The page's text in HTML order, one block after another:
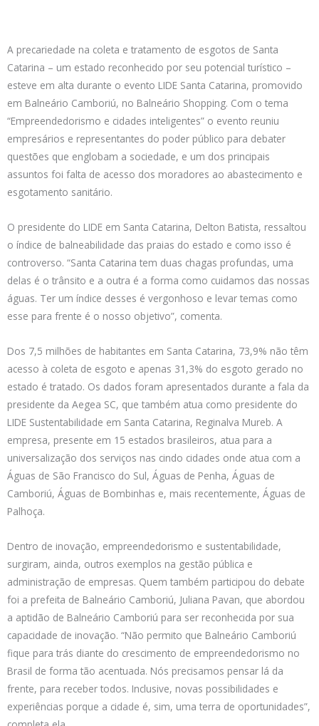
A precariedade na coleta e tratamento de esgotos de Santa
Catarina – um estado reconhecido por seu potencial turístico –
esteve em alta durante o evento LIDE Santa Catarina, promovido
em Balneário Camboriú, no Balneário Shopping. Com o tema
“Empreendedorismo e cidades inteligentes” o evento reuniu
empresários e representantes do poder público para debater
questões que englobam a sociedade, e um dos principais
assuntos foi falta de acesso dos moradores ao abastecimento e
esgotamento sanitário.
O presidente do LIDE em Santa Catarina, Delton Batista, ressaltou
o índice de balneabilidade das praias do estado e como isso é
controverso. “Santa Catarina tem duas chagas profundas, uma
delas é o trânsito e a outra é a forma como cuidamos das nossas
águas. Ter um índice desses é vergonhoso e levar temas como
esse para frente é o nosso objetivo”, comenta.
Dos 7,5 milhões de habitantes em Santa Catarina, 73,9% não têm
acesso à coleta de esgoto e apenas 31,3% do esgoto gerado no
estado é tratado. Os dados foram apresentados durante a fala da
presidente da Aegea SC, que também atua como presidente do
LIDE Sustentabilidade em Santa Catarina, Reginalva Mureb. A
empresa, presente em 15 estados brasileiros, atua para a
universalização dos serviços nas cindo cidades onde atua com a
Águas de São Francisco do Sul, Águas de Penha, Águas de
Camboriú, Águas de Bombinhas e, mais recentemente, Águas de
Palhoça.
Dentro de inovação, empreendedorismo e sustentabilidade,
surgiram, ainda, outros exemplos na gestão pública e
administração de empresas. Quem também participou do debate
foi a prefeita de Balneário Camboriú, Juliana Pavan, que abordou
a aptidão de Balneário Camboriú para ser reconhecida por sua
capacidade de inovação. “Não permito que Balneário Camboriú
fique para trás diante do crescimento de empreendedorismo no
Brasil de forma tão acentuada. Nós precisamos pensar lá da
frente, para receber todos. Inclusive, novas possibilidades e
experiências porque a cidade é, sim, uma terra de oportunidades”,